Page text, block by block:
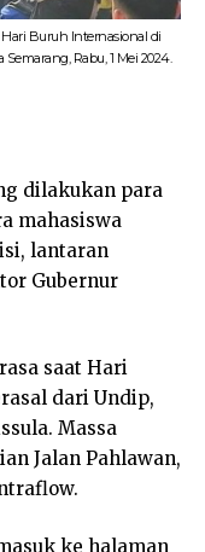
Buruh Internasional di
Rabu, 1 Mei 2024.
dilakukan para
mahasiswa
lantaran
Gubernur
saat Hari
dari Undip,
Massa
Jalan Pahlawan,
ke halaman